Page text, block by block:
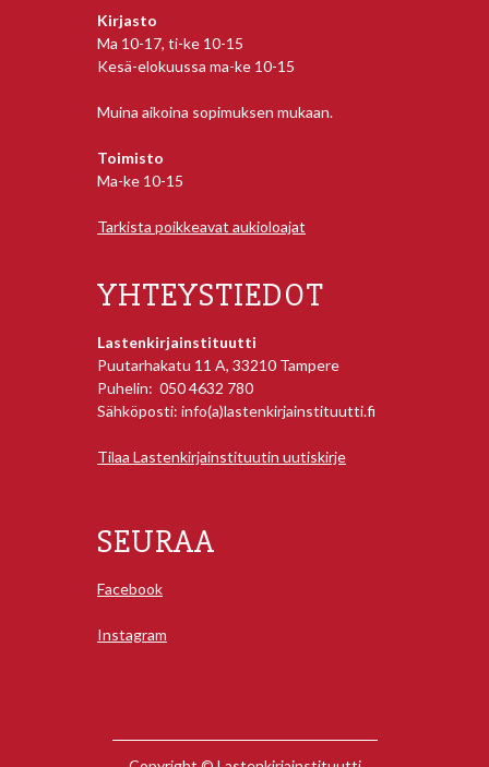
Kirjasto
Ma 10-17, ti-ke 10-15
Kesä-elokuussa ma-ke 10-15
Muina aikoina sopimuksen mukaan.
Toimisto
Ma-ke 10-15
Tarkista poikkeavat aukioloajat
YHTEYSTIEDOT
Lastenkirjainstituutti
Puutarhakatu 11 A, 33210 Tampere
Puhelin: 050 4632 780
Sähköposti: info(a)lastenkirjainstituutti.fi
Tilaa Lastenkirjainstituutin uutiskirje
SEURAA
Facebook
Instagram